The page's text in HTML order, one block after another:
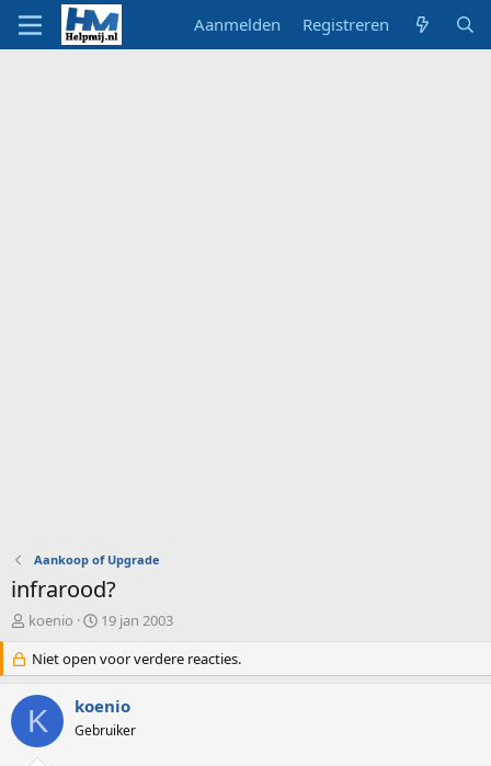
Aanmelden Registreren
Aankoop of Upgrade
infrarood?
O
d
e
r
w
e
koenio
S
a
r
d
a
19 jan 2003
Niet open voor verdere reacties.
K koenio
Gebruiker